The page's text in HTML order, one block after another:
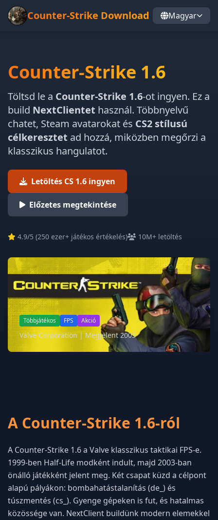
Counter-Strike Download Magyar
Counter-Strike 1.6
Töltsd le a Counter-Strike 1.6-ot ingyen. Ez a
build NextClientet használ. Többnyelvű
chatet, Steam avatarokat és CS2 stílusú
célkeresztet ad hozzá, miközben megőrzi a
klasszikus hangulatot.
Letöltés CS 1.6 ingyen
Előzetes megtekintése
4.9/5 (250 ezer+ játékos értékelés) 10M+ letöltés
Többjátékos FPS Akció
Valve Corporation | Megjelent 2003
A Counter-Strike 1.6-ról
A Counter-Strike 1.6 a Valve klasszikus taktikai FPS-e.
1999-ben Half-Life modként indult, majd 2003-ban
önálló játékként jelent meg. Két csapat küzd a célpont
alapú pályákon: bombahatástalanítás (de_) és
túszmentés (cs_). Gyenge gépeken is fut, és hatalmas
közössége van. NextClient buildünk modern elemekkel